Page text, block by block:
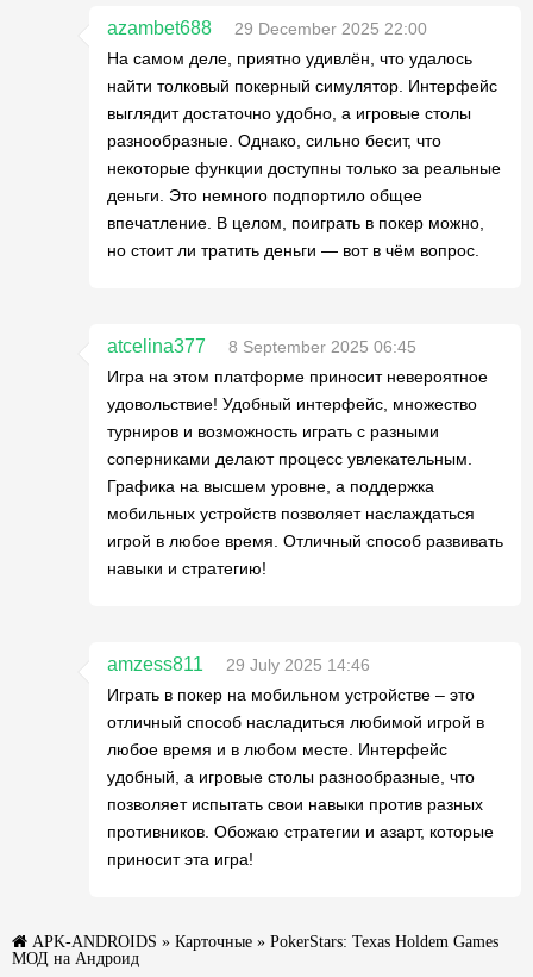
azambet688
29 December 2025 22:00
На самом деле, приятно удивлён, что удалось
найти толковый покерный симулятор. Интерфейс
выглядит достаточно удобно, а игровые столы
разнообразные. Однако, сильно бесит, что
некоторые функции доступны только за реальные
деньги. Это немного подпортило общее
впечатление. В целом, поиграть в покер можно,
но стоит ли тратить деньги — вот в чём вопрос.
atcelina377
8 September 2025 06:45
Игра на этом платформе приносит невероятное
удовольствие! Удобный интерфейс, множество
турниров и возможность играть с разными
соперниками делают процесс увлекательным.
Графика на высшем уровне, а поддержка
мобильных устройств позволяет наслаждаться
игрой в любое время. Отличный способ развивать
навыки и стратегию!
amzess811
29 July 2025 14:46
Играть в покер на мобильном устройстве – это
отличный способ насладиться любимой игрой в
любое время и в любом месте. Интерфейс
удобный, а игровые столы разнообразные, что
позволяет испытать свои навыки против разных
противников. Обожаю стратегии и азарт, которые
приносит эта игра!
APK-ANDROIDS » Карточные » PokerStars: Texas Holdem Games
МОД на Андроид